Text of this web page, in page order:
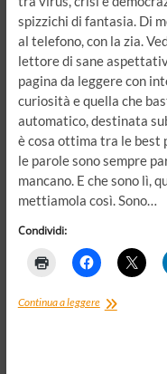
spizzichi di fantasia. Di
al telefono, con la zia.
lettore di sane
pagina da leggere con
curiosità e quella che
automatico, destinata
è cosa ottima tra le best
le parole sono sempre
mancano. E che sono lì,
mettiamola così. Sono…
Condividi:
Continua a leggerePrima